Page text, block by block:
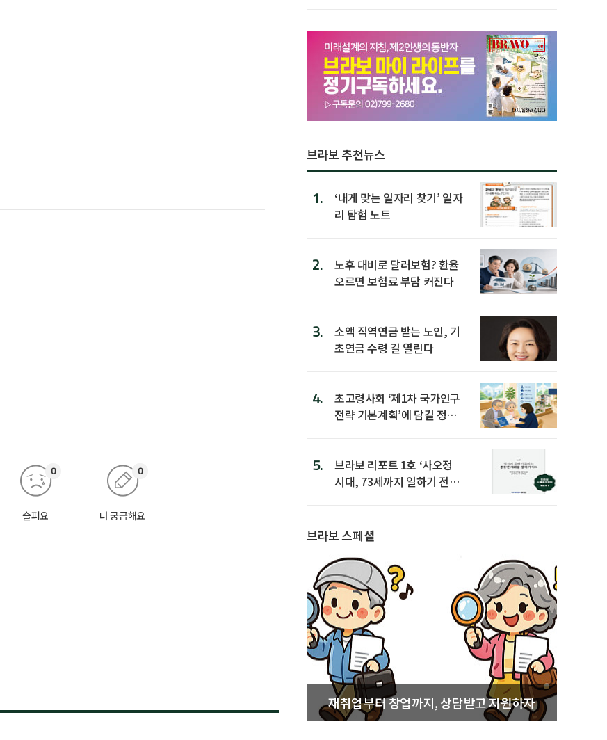
슬퍼요
0
더 궁금해요
0
브라보 추천뉴스
1.
‘내게 맞는 일자리 찾기’ 일자
리 탐험 노트
2.
노후 대비로 달러보험? 환율
오르면 보험료 부담 커진다
3.
소액 직역연금 받는 노인, 기
초연금 수령 길 열린다
4.
초고령사회 ‘제1차 국가인구
전략 기본계획’에 담길 정책
5.
브라보 리포트 1호 ‘사오정
시대, 73세까지 일하기 전략’
브라보 스페셜
재취업부터 창업까지, 상담받고 지원하자